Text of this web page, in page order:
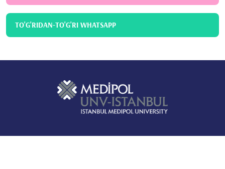
TO'G'RIDAN-TO'G'RI WHATSAPP